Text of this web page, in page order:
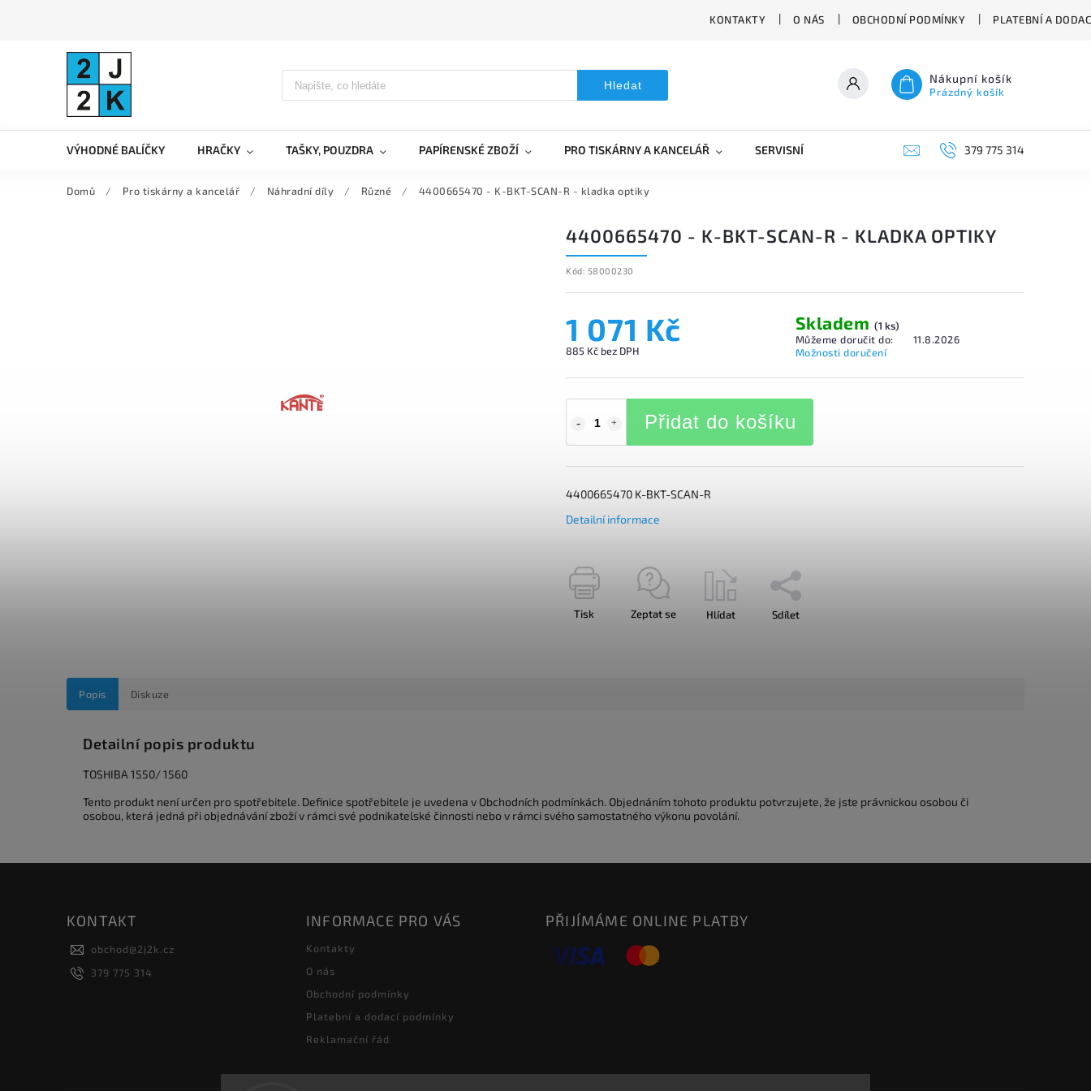
KONTAKTY O NÁS OBCHODNÍ PODMÍNKY PLATEBNÍ A
Hledat Nákupní košík
Prázdný košík
VÝHODNÉ BALÍČKY HRAČKY TAŠKY, POUZDRA PAPÍRENSKÉ ZBOŽÍ PRO TISKÁRNY A KANCELÁŘ SERVISNÍ VYSAVAČE 379 775 314
Domů / Pro tiskárny a kancelář / Náhradní díly / Různé / 4400665470 - K-BKT-SCAN-R - kladka optiky
4400665470 - K-BKT-SCAN-R - KLADKA OPTIKY
Kód: 58000230
1 071 Kč
885 Kč bez DPH
Skladem (1 ks)
Můžeme doručit do:
11.8.2026
Možnosti doručení
Přidat do košíku
4400665470 K-BKT-SCAN-R
Detailní informace
Tisk Zeptat se Hlídat Sdílet
Popis Diskuze
Detailní popis produktu
TOSHIBA 1550/ 1560
Tento produkt není určen pro spotřebitele. Definice spotřebitele je uvedena v Obchodních podmínkách. Objednáním tohoto produktu potvrzujete, že jste právnickou osobou či
osobou, která jedná při objednávání zboží v rámci své podnikatelské činnosti nebo v rámci svého samostatného výkonu povolání.
KONTAKT
obchod@2j2k.cz
379 775 314
INFORMACE PRO VÁS
Kontakty
O nás
Obchodní podmínky
Platební a dodací podmínky
Reklamační řád
PŘIJÍMÁME ONLINE PLATBY